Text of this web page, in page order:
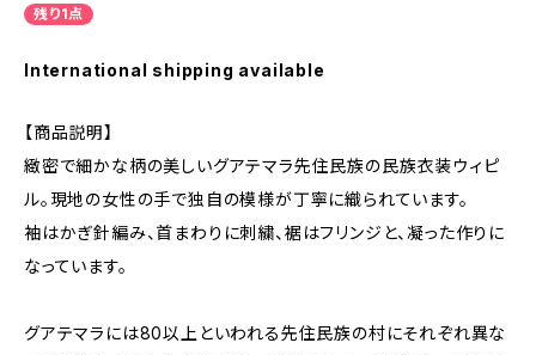
残り1点
International shipping available
【商品説明】
緻密で細かな柄の美しいグアテマラ先住民族の民族衣装ウィピ
ル。現地の女性の手で独自の模様が丁寧に織られています。
袖はかぎ針編み、首まわりに刺繍、裾はフリンジと、凝った作りに
なっています。
グアテマラには80以上といわれる先住民族の村にそれぞれ異な